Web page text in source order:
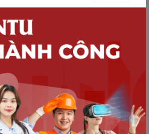
xét duyệt và trao
năm 2025